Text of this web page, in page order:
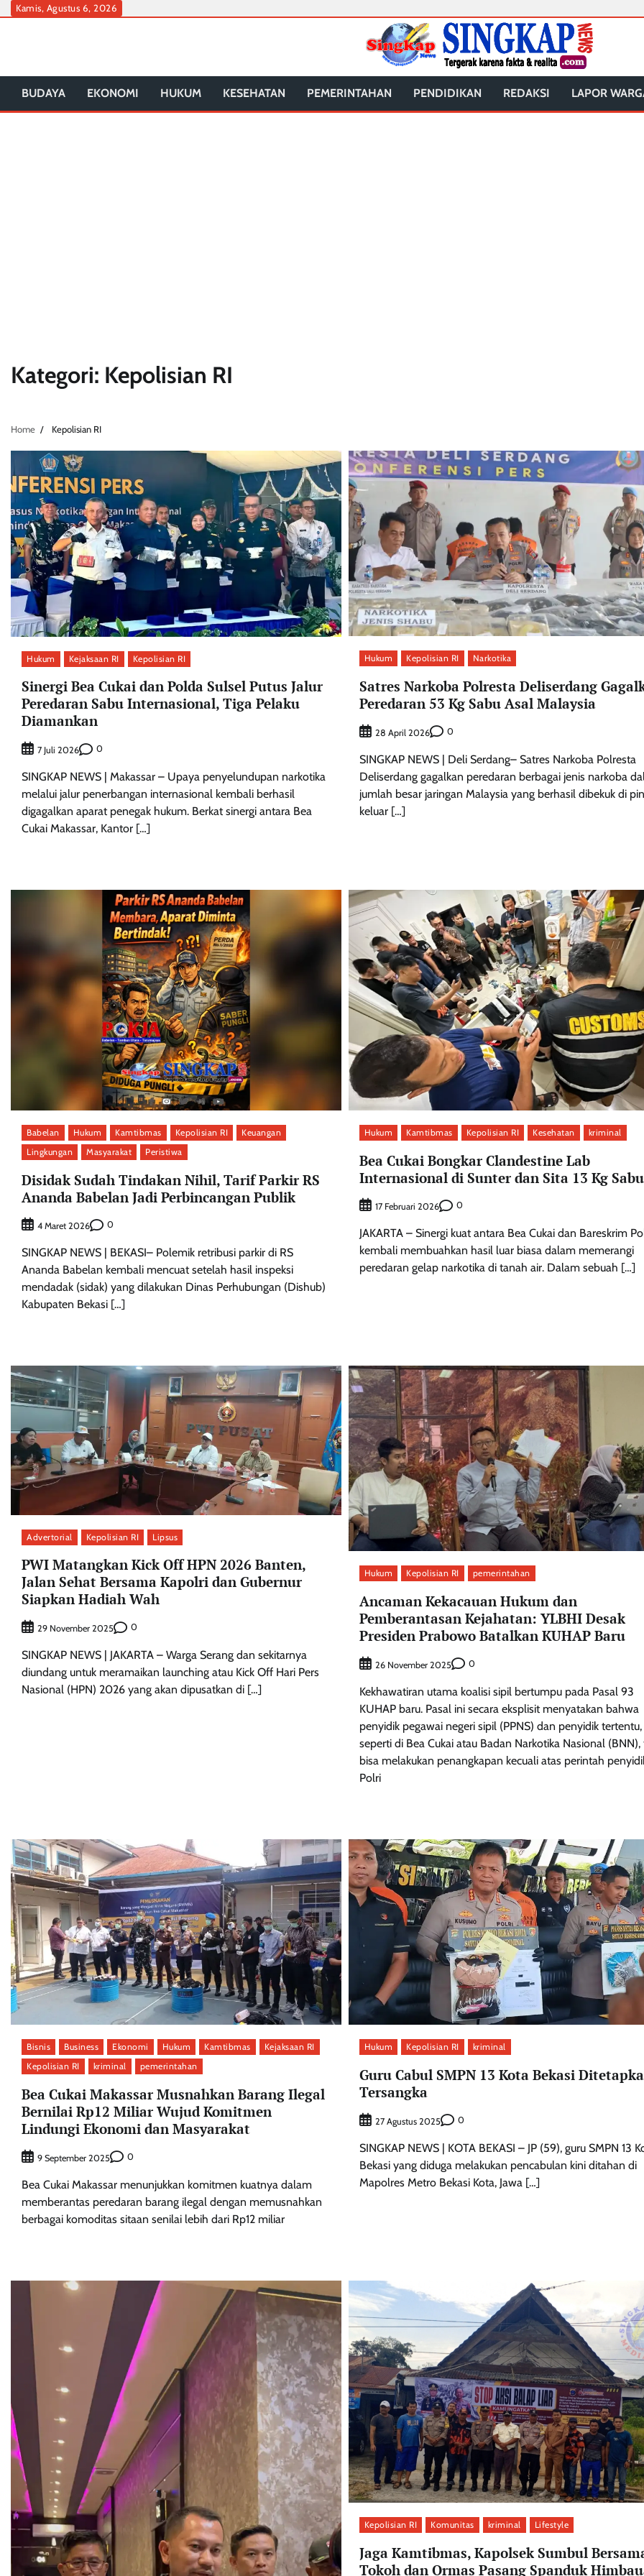
SkipKamis, Agustus 6, 2026
BUDAYA EKONOMI HUKUM KESEHATAN PEMERINTAHAN PENDIDIKAN REDAKSI LAPOR
Kategori: Kepolisian RI
Home Kepolisian RI
Hukum Kejaksaan RI Kepolisian RI
Sinergi Bea Cukai dan Polda Sulsel Putus Jalur
Peredaran Sabu Internasional, Tiga Pelaku
Diamankan
7 Juli 2026 0
SINGKAP NEWS | Makassar – Upaya penyelundupan narkotika
melalui jalur penerbangan internasional kembali berhasil
digagalkan aparat penegak hukum. Berkat sinergi antara Bea
Cukai Makassar, Kantor […]
Hukum Kepolisian RI Narkotika
Satres Narkoba Polresta Deliserdang
Peredaran 53 Kg Sabu Asal Malaysia
28 April 2026 0
SINGKAP NEWS | Deli Serdang– Satres Narkoba Polresta
Deliserdang gagalkan peredaran berbagai jenis narkoba
jumlah besar jaringan Malaysia yang berhasil dibekuk di
keluar […]
Babelan Hukum Kamtibmas Kepolisian RI
Keuangan
Lingkungan
Masyarakat Peristiwa
Disidak Sudah Tindakan Nihil, Tarif Parkir RS
Ananda Babelan Jadi Perbincangan Publik
4 Maret 2026 0
SINGKAP NEWS | BEKASI– Polemik retribusi parkir di RS
Ananda Babelan kembali mencuat setelah hasil inspeksi
mendadak (sidak) yang dilakukan Dinas Perhubungan (Dishub)
Kabupaten Bekasi […]
Hukum Kamtibmas Kepolisian RI Kesehatan kriminal
Bea Cukai Bongkar Clandestine Lab
Internasional di Sunter dan Sita 13 Kg Sabu
17 Februari 2026 0
JAKARTA – Sinergi kuat antara Bea Cukai dan Bareskrim
kembali membuahkan hasil luar biasa dalam memerangi
peredaran gelap narkotika di tanah air. Dalam sebuah […]
Advertorial Kepolisian RI Lipsus
PWI Matangkan Kick Off HPN 2026 Banten,
Jalan Sehat Bersama Kapolri dan Gubernur
Siapkan Hadiah Wah
29 November 2025 0
SINGKAP NEWS | JAKARTA – Warga Serang dan sekitarnya
diundang untuk meramaikan launching atau Kick Off Hari Pers
Nasional (HPN) 2026 yang akan dipusatkan di […]
Hukum Kepolisian RI pemerintahan
Ancaman Kekacauan Hukum dan
Pemberantasan Kejahatan: YLBHI Desak
Presiden Prabowo Batalkan KUHAP Baru
26 November 2025 0
Kekhawatiran utama koalisi sipil bertumpu pada Pasal 93
KUHAP baru. Pasal ini secara eksplisit menyatakan bahwa
penyidik pegawai negeri sipil (PPNS) dan penyidik tertentu,
seperti di Bea Cukai atau Badan Narkotika Nasional (BNN),
bisa melakukan penangkapan kecuali atas perintah
Polri
Bisnis Business Ekonomi Hukum Kamtibmas
Kejaksaan RI
Kepolisian RI
kriminal pemerintahan
Bea Cukai Makassar Musnahkan Barang Ilegal
Bernilai Rp12 Miliar Wujud Komitmen
Lindungi Ekonomi dan Masyarakat
9 September 2025 0
Bea Cukai Makassar menunjukkan komitmen kuatnya dalam
memberantas peredaran barang ilegal dengan memusnahkan
berbagai komoditas sitaan senilai lebih dari Rp12 miliar
Hukum Kepolisian RI kriminal
Guru Cabul SMPN 13 Kota Bekasi
Tersangka
27 Agustus 2025 0
SINGKAP NEWS | KOTA BEKASI – JP (59), guru SMPN 13
Bekasi yang diduga melakukan pencabulan kini ditahan di
Mapolres Metro Bekasi Kota, Jawa […]
Kepolisian RI Komunitas kriminal Lifestyle
Jaga Kamtibmas, Kapolsek Sumbul
Tokoh dan Ormas Pasang Spanduk